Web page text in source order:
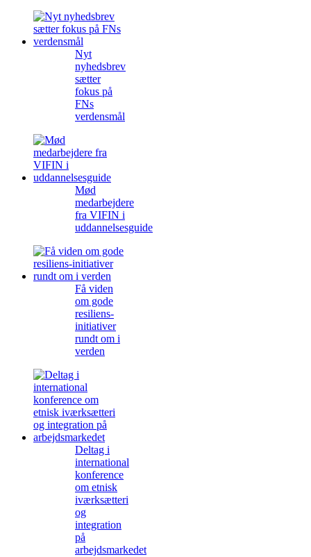
Nyt
nyhedsbrev
sætter
fokus på
FNs
verdensmål
Mød
medarbejdere
fra VIFIN i
uddannelsesguide
Få viden
om gode
resiliens-
initiativer
rundt om i
verden
Deltag i
international
konference
om etnisk
iværksætteri
og
integration
på
arbejdsmarkedet